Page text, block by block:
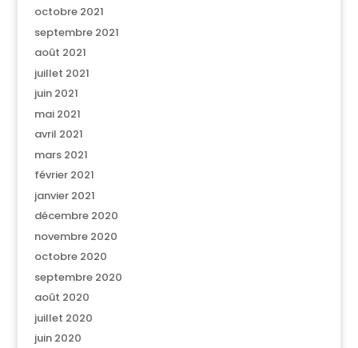
octobre 2021
septembre 2021
août 2021
juillet 2021
juin 2021
mai 2021
avril 2021
mars 2021
février 2021
janvier 2021
décembre 2020
novembre 2020
octobre 2020
septembre 2020
août 2020
juillet 2020
juin 2020